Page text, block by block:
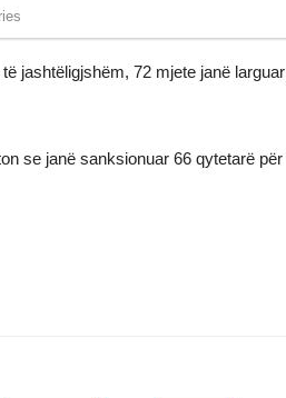
jashtëligjshëm, 72 mjete janë larguar
se janë sanksionuar 66 qytetarë për